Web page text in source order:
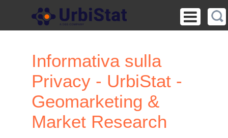
Informativa sulla
Privacy - UrbiStat -
Geomarketing &
Market Research